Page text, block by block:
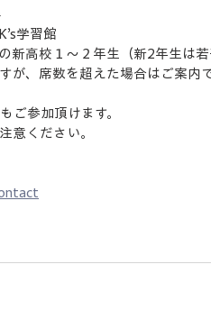
学習館
新高校１～２年生（新2年生は若
、席数を超えた場合はご案内
ご参加頂けます。
意ください。